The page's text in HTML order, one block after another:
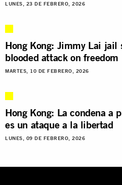
LUNES, 23 DE FEBRERO, 2026
Hong Kong: Jimmy Lai jail
blooded attack on freedom
MARTES, 10 DE FEBRERO, 2026
Hong Kong: La condena a
es un ataque a la libertad
LUNES, 09 DE FEBRERO, 2026